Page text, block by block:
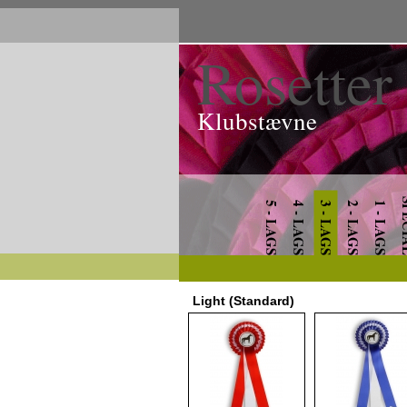
Rosetter
Klubstævne
1 - LAGS
2 - LAGS
3 - LAGS
4 - LAGS
5 - LAGS
Light (Standard)